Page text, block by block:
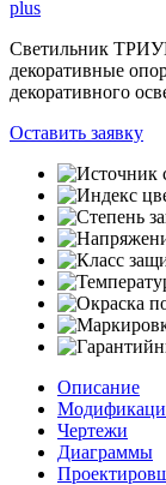
plus
Светильник
декоративные
декоративного
Оставить заявку
Описание
Чертежи
Диаграммы